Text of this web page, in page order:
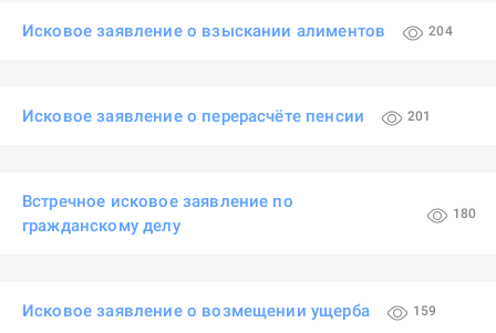
Исковое заявление о взыскании алиментов 204
Исковое заявление о перерасчёте пенсии 201
Встречное исковое заявление по
гражданскому делу
180
Исковое заявление о возмещении ущерба 159